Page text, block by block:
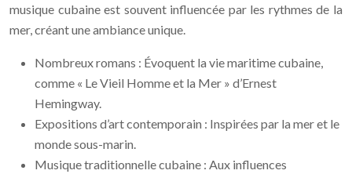
musique cubaine est souvent influencée par les rythmes de la
mer, créant une ambiance unique.
Nombreux romans : Évoquent la vie maritime cubaine,
comme « Le Vieil Homme et la Mer » d’Ernest
Hemingway.
Expositions d’art contemporain : Inspirées par la mer et le
monde sous-marin.
Musique traditionnelle cubaine : Aux influences